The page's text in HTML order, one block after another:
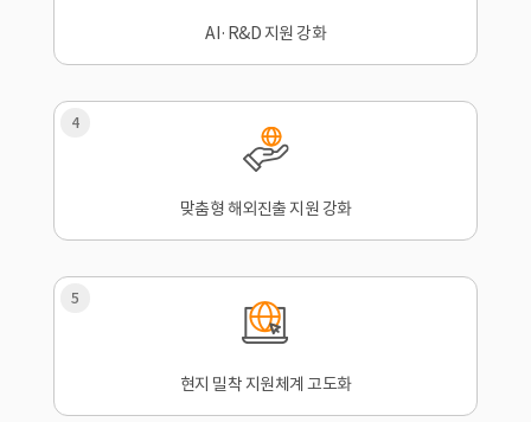
AI·R&D 지원 강화
4
맞춤형 해외진출 지원 강화
5
현지 밀착 지원체계 고도화